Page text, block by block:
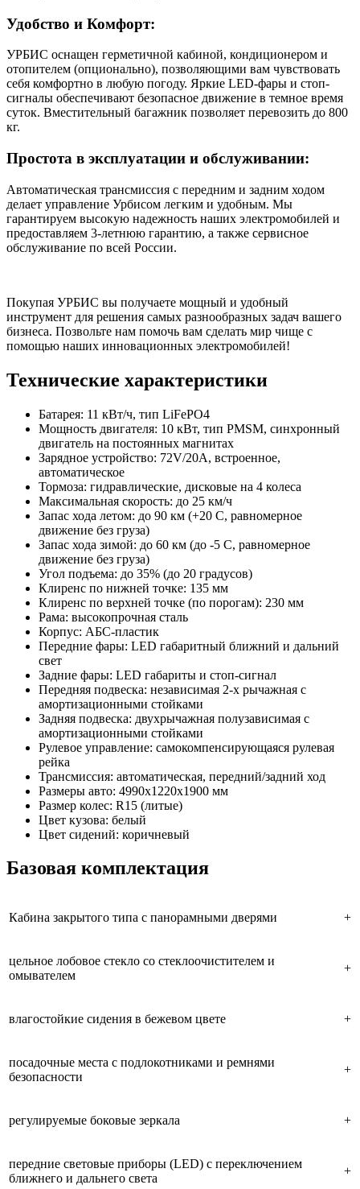
Удобство и Комфорт:
УРБИС оснащен герметичной кабиной, кондиционером и
отопителем (опционально), позволяющими вам чувствовать
себя комфортно в любую погоду. Яркие LED-фары и стоп-
сигналы обеспечивают безопасное движение в темное время
суток. Вместительный багажник позволяет перевозить до 800
кг.
Простота в эксплуатации и обслуживании:
Автоматическая трансмиссия с передним и задним ходом
делает управление Урбисом легким и удобным. Мы
гарантируем высокую надежность наших электромобилей и
предоставляем 3-летнюю гарантию, а также сервисное
обслуживание по всей России.
Покупая УРБИС вы получаете мощный и удобный
инструмент для решения самых разнообразных задач вашего
бизнеса. Позвольте нам помочь вам сделать мир чище с
помощью наших инновационных электромобилей!
Технические характеристики
Батарея: 11 кВт/ч, тип LiFePO4
Мощность двигателя: 10 кВт, тип PMSM, синхронный
двигатель на постоянных магнитах
Зарядное устройство: 72V/20A, встроенное,
автоматическое
Тормоза: гидравлические, дисковые на 4 колеса
Максимальная скорость: до 25 км/ч
Запас хода летом: до 90 км (+20 С, равномерное
движение без груза)
Запас хода зимой: до 60 км (до -5 С, равномерное
движение без груза)
Угол подъема: до 35% (до 20 градусов)
Клиренс по нижней точке: 135 мм
Клиренс по верхней точке (по порогам): 230 мм
Рама: высокопрочная сталь
Корпус: АБС-пластик
Передние фары: LED габаритный ближний и дальний
свет
Задние фары: LED габариты и стоп-сигнал
Передняя подвеска: независимая 2-х рычажная с
амортизационными стойками
Задняя подвеска: двухрычажная полузависимая с
амортизационными стойками
Рулевое управление: самокомпенсирующаяся рулевая
рейка
Трансмиссия: автоматическая, передний/задний ход
Размеры авто: 4990х1220х1900 мм
Размер колес: R15 (литые)
Цвет кузова: белый
Цвет сидений: коричневый
Базовая комплектация
Кабина закрытого типа с панорамными дверями +
цельное лобовое стекло со стеклоочистителем и
омывателем
+
влагостойкие сидения в бежевом цвете +
посадочные места с подлокотниками и ремнями
безопасности
+
регулируемые боковые зеркала +
передние световые приборы (LED) с переключением
ближнего и дальнего света
+